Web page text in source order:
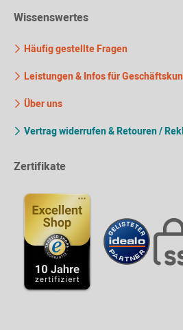
Wissenswertes
Häufig gestellte Fragen
Leistungen & Infos für
Über uns
Vertrag widerrufen & Retouren /
Zertifikate